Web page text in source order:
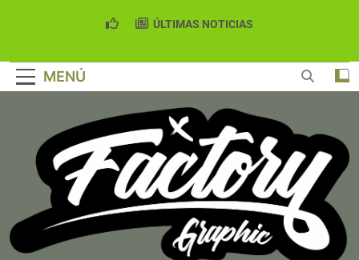
ÚLTIMAS NOTICIAS
MENÚ